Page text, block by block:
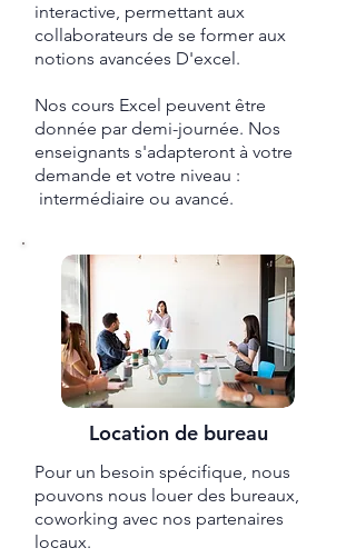
interactive, permettant aux
collaborateurs de se former aux
notions avancées D'excel.
Nos cours Excel peuvent être
donnée par demi-journée. Nos
enseignants s'adapteront à votre
demande et votre niveau :
intermédiaire ou avancé.
Location de bureau
Pour un besoin spécifique, nous
pouvons nous louer des bureaux,
coworking avec nos partenaires
locaux.